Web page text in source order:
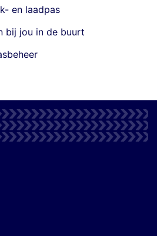
en laadpas
bij jou in de buurt